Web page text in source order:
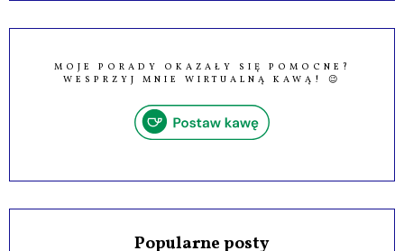
MOJE PORADY OKAZAŁY SIĘ POMOCNE?
WESPRZYJ MNIE WIRTUALNĄ KAWĄ! 😉
Popularne posty